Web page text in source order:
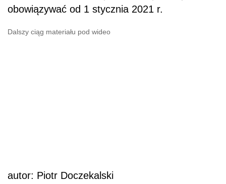
obowiązywać od 1 stycznia 2021 r.
Dalszy ciąg materiału pod wideo
autor: Piotr Doczekalski